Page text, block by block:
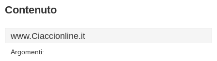
Contenuto
www.Ciaccionline.it
Argomenti: